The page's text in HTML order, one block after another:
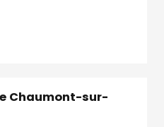
Chaumont-sur-